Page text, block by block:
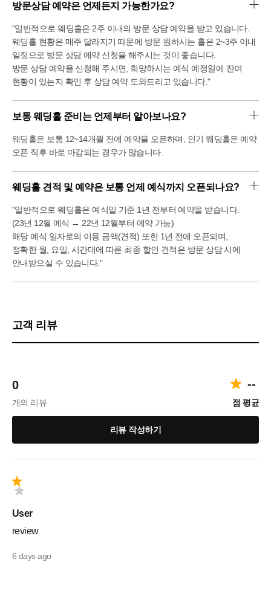
모르는 채로 계약하기엔 부담이 컸고
계약은 하지 않았어요.
화려하고 뷔페 맛집을 원하는 분들은 WI 컨벤션 방문
추천드립니다.
방문상담 예약은 언제든지 가능한가요?
"일반적으로 웨딩홀은 2주 이내의 방문 상담 예약을 받고 있습니다.
웨딩홀 현황은 매주 달라지기 때문에 방문 원하시는 홀은 2~3주 이내
일정으로 방문 상담 예약 신청을 해주시는 것이 좋습니다.
방문 상담 예약을 신청해 주시면, 희망하시는 예식 예정일에 잔여
현황이 있는지 확인 후 상담 예약 도와드리고 있습니다."
보통 웨딩홀 준비는 언제부터 알아보나요?
웨딩홀은 보통 12~14개월 전에 예약을 오픈하며, 인기 웨딩홀은 예약
오픈 직후 바로 마감되는 경우가 많습니다.
웨딩홀 견적 및 예약은 보통 언제 예식까지 오픈되나요?
"일반적으로 웨딩홀은 예식일 기준 1년 전부터 예약을 받습니다.
(23년 12월 예식 → 22년 12월부터 예약 가능)
해당 예식 일자로의 이용 금액(견적) 또한 1년 전에 오픈되며,
정확한 월, 요일, 시간대에 따른 최종 할인 견적은 방문 상담 시에
안내받으실 수 있습니다."
고객 리뷰
0
개의 리뷰
--
점 평균
리뷰 작성하기
User
review
6 days ago